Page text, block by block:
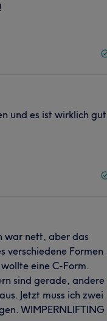
und es ist wirklich gut
war nett, aber das
verschiedene Formen
eine C-Form.
sind gerade, andere
Jetzt muss ich zwei
WIMPERNLIFTING